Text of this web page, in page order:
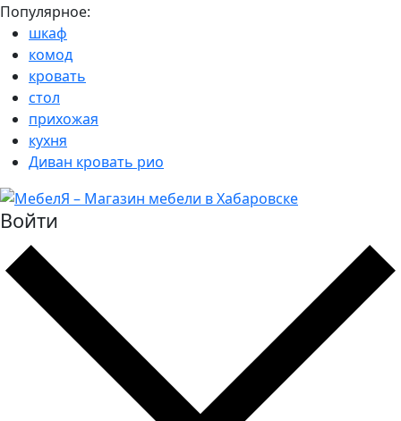
Популярное:
шкаф
комод
кровать
стол
прихожая
кухня
Диван кровать рио
Войти